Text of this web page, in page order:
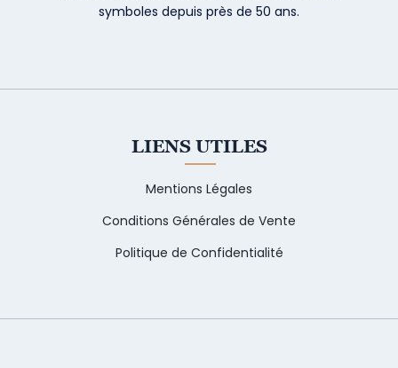
symboles depuis près de 50 ans.
LIENS UTILES
Mentions Légales
Conditions Générales de Vente
Politique de Confidentialité